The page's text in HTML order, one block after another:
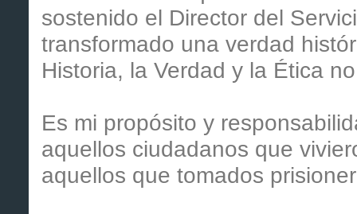
sostenido el Director del
transformado una verdad
Historia, la Verdad y la Ética
Es mi propósito y
aquellos ciudadanos que
aquellos que tomados